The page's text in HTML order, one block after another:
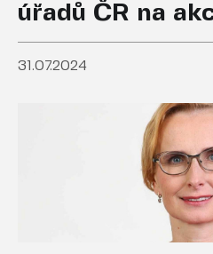
úřadů ČR na
31.07.2024